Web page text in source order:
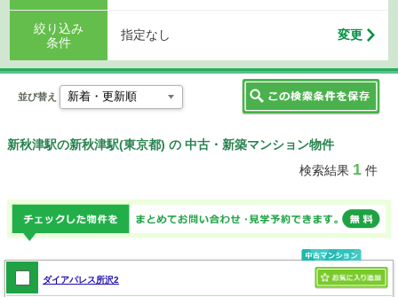
絞り込み
条件
指定なし 変更
並び替え
新秋津駅の新秋津駅(東京都) の 中古・新築マンション物件
検索結果 1件
ダイアパレス所沢2